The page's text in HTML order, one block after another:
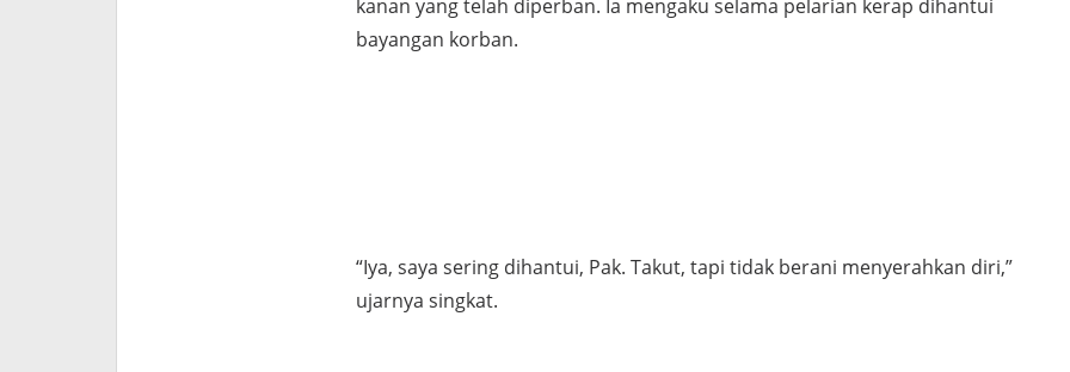
kanan yang telah diperban. Ia mengaku selama pelarian kerap dihantui
bayangan korban.
“Iya, saya sering dihantui, Pak. Takut, tapi tidak berani menyerahkan diri,”
ujarnya singkat.